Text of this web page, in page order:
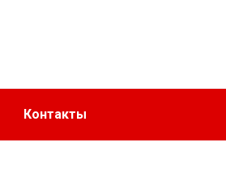
Контакты